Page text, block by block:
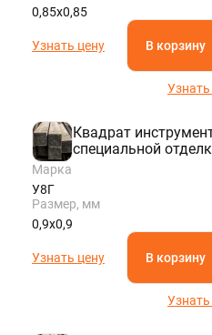
0,85х0,85
Узнать цену В корзину
Узнать
Квадрат
специальной
Марка
У8Г
Размер, мм
0,9х0,9
Узнать цену В корзину
Узнать